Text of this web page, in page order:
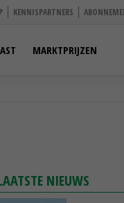
KENNISPARTNERS
MARKTPRIJZEN
NIEUWS